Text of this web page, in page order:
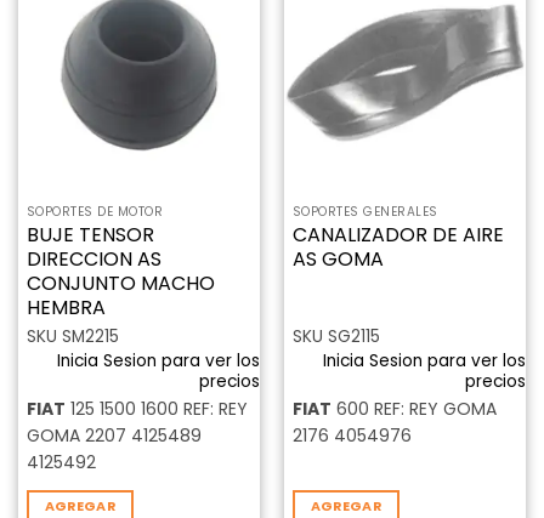
lista de
deseos
SOPORTES DE MOTOR
BUJE TENSOR
DIRECCION AS
CONJUNTO MACHO
HEMBRA
SKU SM2215
Inicia Sesion para ver los
precios
FIAT 125 1500 1600 REF: REY
GOMA 2207 4125489
4125492
AGREGAR
Añadir
a la
lista de
deseos
SOPORTES GENERALES
CANALIZADOR DE AIRE
AS GOMA
SKU SG2115
Inicia Sesion para ver los
precios
FIAT 600 REF: REY GOMA
2176 4054976
AGREGAR